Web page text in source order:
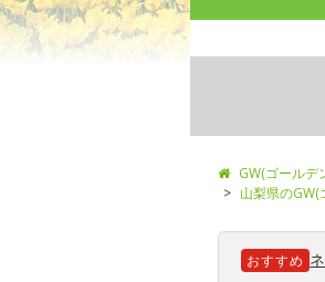
GW(ゴールデ
山梨県のGW(
おすすめ